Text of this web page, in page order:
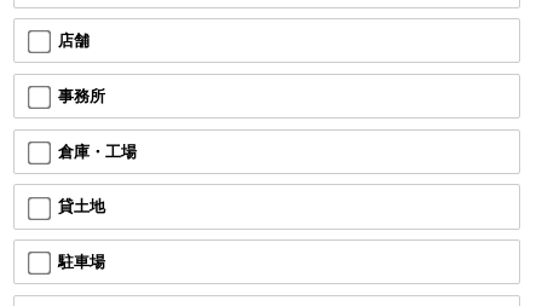
店舗
事務所
倉庫・工場
貸土地
駐車場